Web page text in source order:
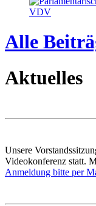
Alle
Aktuelles
Unsere
Videokonferenz statt.
Anmeldung bitte per